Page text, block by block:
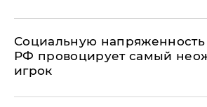
Социальную напряженность
РФ провоцирует самый
игрок